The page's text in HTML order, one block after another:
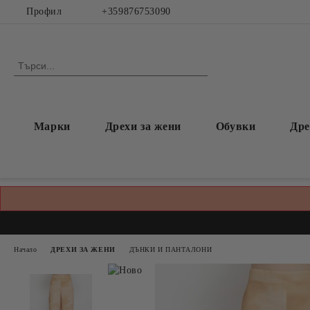
Профил +359876753090
Марки Дрехи за жени Обувки
Начало ДРЕХИ ЗА ЖЕНИ ДЪНКИ И ПАНТАЛОНИ